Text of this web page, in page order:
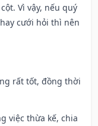
Vì vậy, nếu quý
cưới hỏi thì nên
rất tốt, đồng thời
việc thừa kế, chia